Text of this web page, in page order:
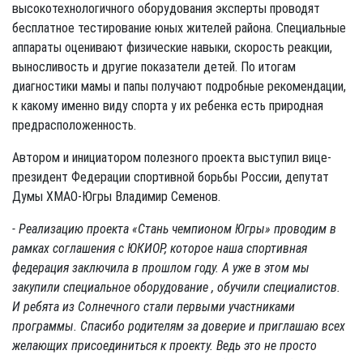
высокотехнологичного оборудования эксперты проводят
бесплатное тестирование юных жителей района. Специальные
аппараты оценивают физические навыки, скорость реакции,
выносливость и другие показатели детей. По итогам
диагностики мамы и папы получают подробные рекомендации,
к какому именно виду спорта у их ребенка есть природная
предрасположенность.
Автором и инициатором полезного проекта выступил вице-
президент Федерации спортивной борьбы России, депутат
Думы ХМАО-Югры Владимир Семенов.
- Реализацию проекта «Стань чемпионом Югры» проводим в
рамках соглашения с ЮКИОР, которое наша спортивная
федерация заключила в прошлом году. А уже в этом мы
закупили специальное оборудование , обучили специалистов.
И ребята из Солнечного стали первыми участниками
программы. Спасибо родителям за доверие и приглашаю всех
желающих присоединиться к проекту. Ведь это не просто